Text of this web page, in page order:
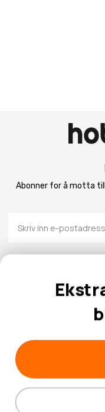
Abonner for å motta